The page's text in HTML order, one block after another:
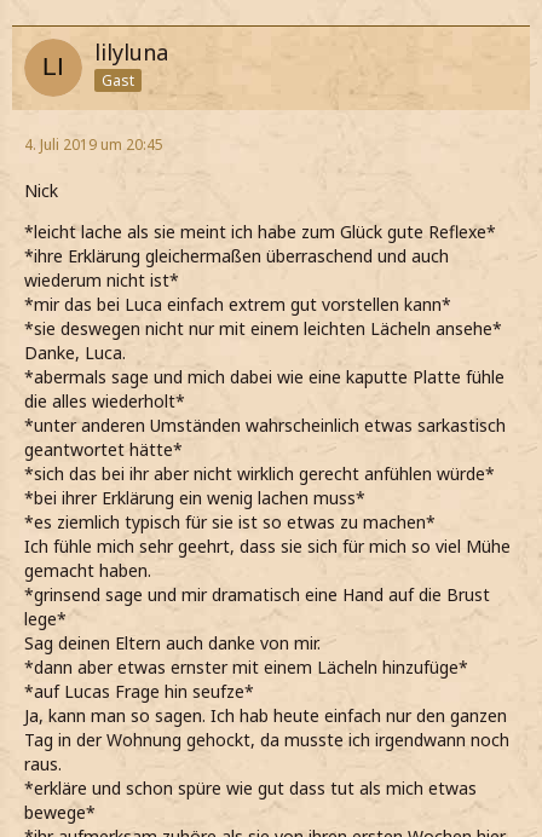
lilyluna
Gast
4. Juli 2019 um 20:45
Nick
*leicht lache als sie meint ich habe zum Glück gute Reflexe*
*ihre Erklärung gleichermaßen überraschend und auch
wiederum nicht ist*
*mir das bei Luca einfach extrem gut vorstellen kann*
*sie deswegen nicht nur mit einem leichten Lächeln ansehe*
Danke, Luca.
*abermals sage und mich dabei wie eine kaputte Platte fühle
die alles wiederholt*
*unter anderen Umständen wahrscheinlich etwas sarkastisch
geantwortet hätte*
*sich das bei ihr aber nicht wirklich gerecht anfühlen würde*
*bei ihrer Erklärung ein wenig lachen muss*
*es ziemlich typisch für sie ist so etwas zu machen*
Ich fühle mich sehr geehrt, dass sie sich für mich so viel Mühe
gemacht haben.
*grinsend sage und mir dramatisch eine Hand auf die Brust
lege*
Sag deinen Eltern auch danke von mir.
*dann aber etwas ernster mit einem Lächeln hinzufüge*
*auf Lucas Frage hin seufze*
Ja, kann man so sagen. Ich hab heute einfach nur den ganzen
Tag in der Wohnung gehockt, da musste ich irgendwann noch
raus.
*erkläre und schon spüre wie gut dass tut als mich etwas
bewege*